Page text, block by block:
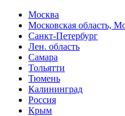
Москва
Московская область,
Санкт-Петербург
Лен. область
Самара
Тольятти
Тюмень
Калининград
Россия
Крым